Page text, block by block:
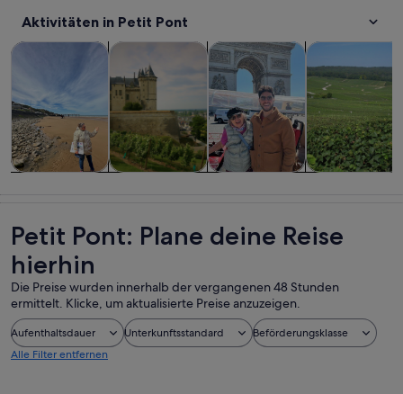
Aktivitäten in Petit Pont
Touren und Tagesausflüge Wird in einem neuen Tab
Geschichte & KulturWird in einem neuen
Private & individuelle Touren
Essen,
Petit Pont: Plane deine Reise
hierhin
Die Preise wurden innerhalb der vergangenen 48 Stunden
ermittelt. Klicke, um aktualisierte Preise anzuzeigen.
Aufenthaltsdauer Unterkunftsstandard
Beförderungsklasse
Alle Filter entfernen